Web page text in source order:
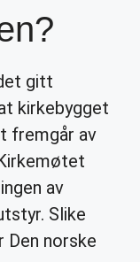
gitt
kirkebygget
fremgår av
av
Slike
norske